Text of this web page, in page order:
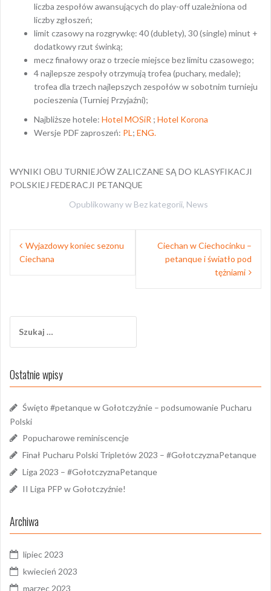
liczba zespołów awansujących do play-off uzależniona od
liczby zgłoszeń;
limit czasowy na rozgrywkę: 40 (dublety), 30 (single) minut +
dodatkowy rzut świnką;
mecz finałowy oraz o trzecie miejsce bez limitu czasowego;
4 najlepsze zespoły otrzymują trofea (puchary, medale);
trofea dla trzech najlepszych zespołów w sobotnim turnieju
pocieszenia (Turniej Przyjaźni);
Najbliższe hotele: Hotel MOSiR ; Hotel Korona
Wersje PDF zaproszeń: PL; ENG.
WYNIKI OBU TURNIEJÓW ZALICZANE SĄ DO KLASYFIKACJI
POLSKIEJ FEDERACJI PETANQUE
Opublikowany w Bez kategorii, News
Nawigacja
wpisu
Wyjazdowy koniec sezonu
Ciechana
Ciechan w Ciechocinku –
petanque i światło pod
tężniami
Ostatnie wpisy
Święto #petanque w Gołotczyźnie – podsumowanie Pucharu
Polski
Popucharowe reminiscencje
Finał Pucharu Polski Tripletów 2023 – #GołotczyznaPetanque
Liga 2023 – #GołotczyznaPetanque
II Liga PFP w Gołotczyźnie!
Archiwa
lipiec 2023
kwiecień 2023
marzec 2023